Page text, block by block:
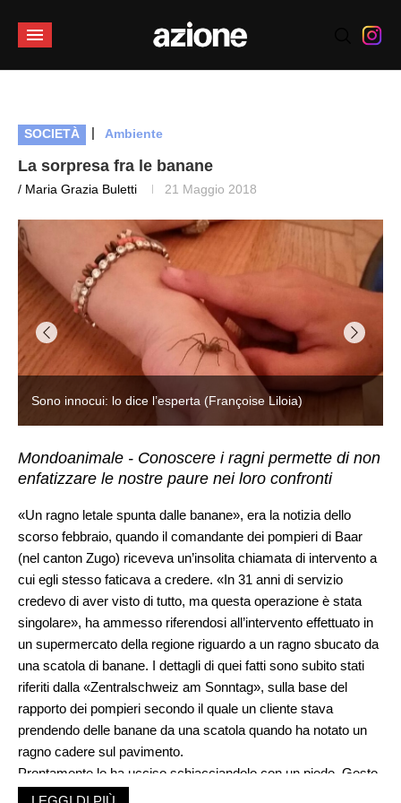
SOCIETÀ | Ambiente
La sorpresa fra le banane
/ Maria Grazia Buletti 21 Maggio 2018
Sono innocui: lo dice l’esperta (Françoise Liloia)
Mondoanimale - Conoscere i ragni permette di non
enfatizzare le nostre paure nei loro confronti
«Un ragno letale spunta dalle banane», era la notizia dello
scorso febbraio, quando il comandante dei pompieri di Baar
(nel canton Zugo) riceveva un’insolita chiamata di intervento a
cui egli stesso faticava a credere. «In 31 anni di servizio
credevo di aver visto di tutto, ma questa operazione è stata
singolare», ha ammesso riferendosi all’intervento effettuato in
un supermercato della regione riguardo a un ragno sbucato da
una scatola di banane. I dettagli di quei fatti sono subito stati
riferiti dalla «Zentralschweiz am Sonntag», sulla base del
rapporto dei pompieri secondo il quale un cliente stava
prendendo delle banane da una scatola quando ha notato un
ragno cadere sul pavimento.
Prontamente lo ha ucciso schiacciandolo con un piede. Gesto
spropositato a causa della paura dei ragni? Secondo i pompieri